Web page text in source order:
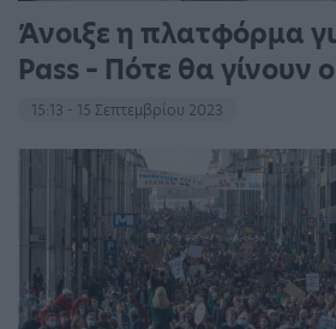
Άνοιξε η πλατφόρμα
Pass – Πότε θα γίνουν
15:13 - 15 Σεπτεμβρίου 2023